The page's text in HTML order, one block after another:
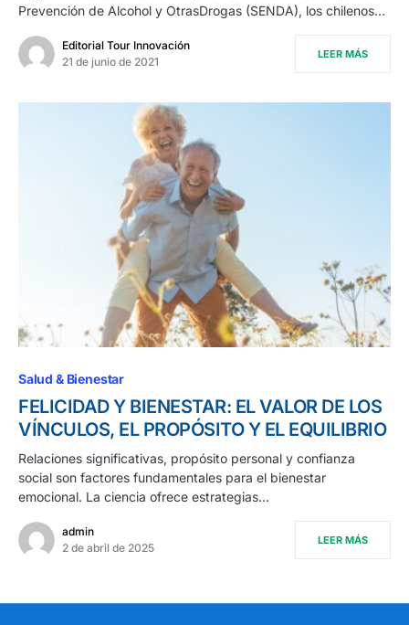
Prevención de Alcohol y OtrasDrogas (SENDA), los chilenos…
Editorial Tour Innovación
21 de junio de 2021
LEER MÁS
Salud & Bienestar
FELICIDAD Y BIENESTAR: EL VALOR DE LOS
VÍNCULOS, EL PROPÓSITO Y EL EQUILIBRIO
Relaciones significativas, propósito personal y confianza
social son factores fundamentales para el bienestar
emocional. La ciencia ofrece estrategias…
admin
2 de abril de 2025
LEER MÁS